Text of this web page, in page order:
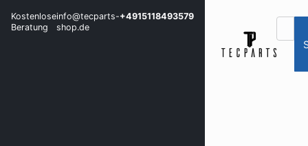
Kostenlose
Beratung
info@tecparts-
shop.de
+4915118493579